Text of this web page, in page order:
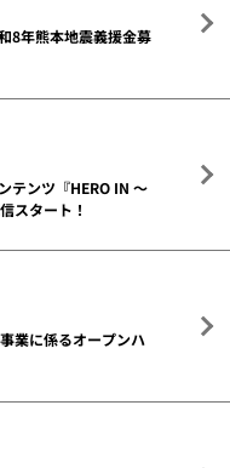
8年熊本地震義援金募
テンツ『HERO IN ～
スタート！
業に係るオープンハ